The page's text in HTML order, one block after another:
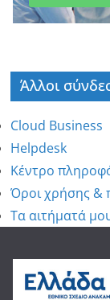
Άλλοι
Cloud Business
Helpdesk
Κέντρο
Όροι χρήσης &
Τα αιτήματά